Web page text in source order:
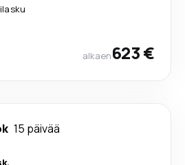
alkaen623 €
15 päivää